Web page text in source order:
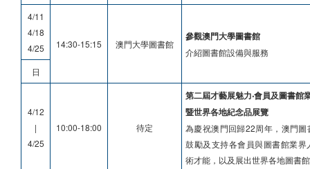
4/11
4/18
4/25
14:30-15:15 澳門大學圖書館
參觀澳門大學圖書館
介紹圖書館設備與服務
日
4/12
|
4/25
10:00-18:00 待定
第二屆才藝展魅力‧會員及圖書館
暨世界各地紀念品展覽
為慶祝澳門回歸22周年，澳門
鼓勵及支持各會員與圖書館業界
術才能，以及展出世界各地圖書